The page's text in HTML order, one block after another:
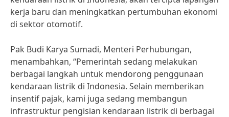
kerja baru dan meningkatkan pertumbuhan ekonomi
di sektor otomotif.
Pak Budi Karya Sumadi, Menteri Perhubungan,
menambahkan, “Pemerintah sedang melakukan
berbagai langkah untuk mendorong penggunaan
kendaraan listrik di Indonesia. Selain memberikan
insentif pajak, kami juga sedang membangun
infrastruktur pengisian kendaraan listrik di berbagai